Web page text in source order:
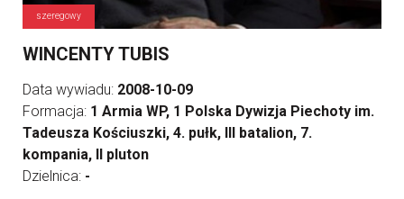
szeregowy
WINCENTY TUBIS
Data wywiadu: 2008-10-09
Formacja: 1 Armia WP, 1 Polska Dywizja Piechoty im.
Tadeusza Kościuszki, 4. pułk, III batalion, 7.
kompania, II pluton
Dzielnica: -